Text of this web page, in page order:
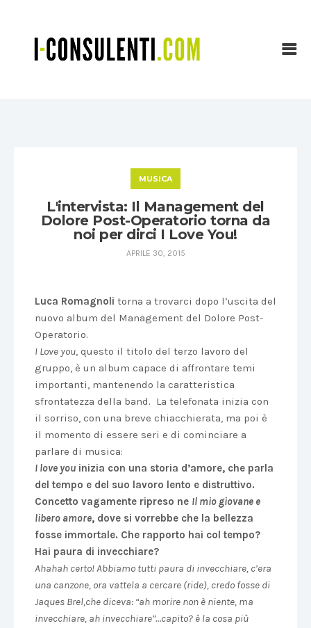
MUSICA
L'intervista: Il Management del
Dolore Post-Operatorio torna da
noi per dirci I Love You!
APRILE 30, 2015
Luca Romagnoli torna a trovarci dopo l’uscita del
nuovo album del Management del Dolore Post-
Operatorio.
I Love you, questo il titolo del terzo lavoro del
gruppo, è un album capace di affrontare temi
importanti, mantenendo la caratteristica
sfrontatezza della band. La telefonata inizia con
il sorriso, con una breve chiacchierata, ma poi è
il momento di essere seri e di cominciare a
parlare di musica:
I love you inizia con una storia d’amore, che parla
del tempo e del suo lavoro lento e distruttivo.
Concetto vagamente ripreso ne Il mio giovane e
libero amore, dove si vorrebbe che la bellezza
fosse immortale. Che rapporto hai col tempo?
Hai paura di invecchiare?
Ahahah certo! Abbiamo tutti paura di invecchiare, c’era
una canzone, ora vattela a cercare (ride), credo fosse di
Jaques Brel,che diceva: “ah morire non è niente, ma
invecchiare, ah invecchiare”…capito? è la cosa più